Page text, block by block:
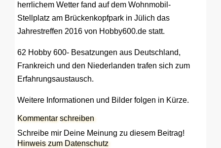
herrlichem Wetter fand auf dem Wohnmobil-
Stellplatz am Brückenkopfpark in Jülich das
Jahrestreffen 2016 von Hobby600.de statt.
62 Hobby 600- Besatzungen aus Deutschland,
Frankreich und den Niederlanden trafen sich zum
Erfahrungsaustausch.
Weitere Informationen und Bilder folgen in Kürze.
Kommentar schreiben
Schreibe mir Deine Meinung zu diesem Beitrag!
Hinweis zum Datenschutz